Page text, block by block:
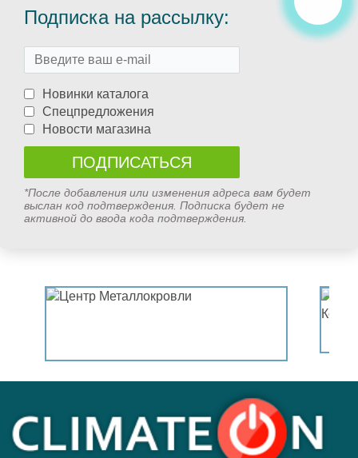
Подписка на рассылку:
Новинки каталога
Спецпредложения
Новости магазина
*После добавления или изменения адреса вам будет
выслан код подтверждения. Подписка будет не
активной до ввода кода подтверждения.